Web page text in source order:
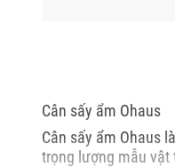
Cân sấy ẩm Ohaus
Cân sấy ẩm Ohaus
trọng lượng mẫu vật